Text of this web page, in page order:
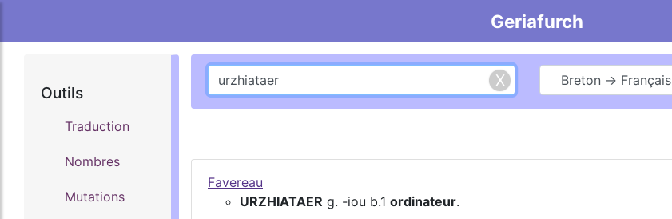
Geriafurch
Outils
Traduction
Nombres
Mutations
Breton → Français
Favereau
URZHIATAER g. -iou b.1 ordinateur.